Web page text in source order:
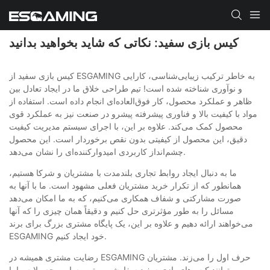
کیس بازی سفید: نکاتی که شاید بخواهید بدانید
کیس بازی سفید از ESGAMING به خاطر ترکیب زیبایی‌شناسی، کارایی
و نوآوری شناخته شده است! تیم طراحی خلاق ما در ایجاد تعادل بین
ظاهر و عملکرد محصول، کار فوق‌العاده‌ای انجام داده است. استفاده از
مواد با کیفیت بالا و فناوری پیشرفته پیشرو در صنعت نیز به عملکرد قوی
محصول کمک می‌کند. علاوه بر این، با اجرای سیستم مدیریت کیفیت
دقیق، این محصول از کیفیتی بدون نقص برخوردار است. این محصول
چشم‌انداز کاربردی امیدوارکننده‌ای را نشان می‌دهد.
ما به دنبال ایجاد روابط تجاری بلندمدت با مشتریان و شرکا هستیم،
همانطور که از تکرار خرید مشتریان فعلی مشهود است. ما با آنها به
صورت مشارکتی و شفاف همکاری می‌کنیم، که به ما امکان می‌دهد
مسائل را به طور مؤثرتری حل کنیم و دقیقاً همان چیزی را که آنها
می‌خواهند ارائه دهیم و علاوه بر این، یک پایگاه مشتری بزرگ برای برند
ESGAMING خود ایجاد کنیم.
رضایت مشتری همیشه در ESGAMING حرف اول را می‌زند. مشتریان